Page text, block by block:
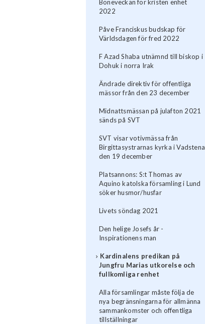
Böneveckan för kristen enhet
2022
Påve Franciskus budskap för
Världsdagen för fred 2022
F Azad Shaba utnämnd till biskop i
Dohuk i norra Irak
Ändrade direktiv för offentliga
mässor från den 23 december
Midnattsmässan på julafton 2021
sänds på SVT
SVT visar votivmässa från
Birgittasystrarnas kyrka i Vadstena
den 19 december
Platsannons: S:t Thomas av
Aquino katolska församling i Lund
söker husmor/husfar
Livets söndag 2021
Den helige Josefs år -
Inspirationens man
Kardinalens predikan på
Jungfru Marias utkorelse och
fullkomliga renhet
Alla församlingar måste följa de
nya begränsningarna för allmänna
sammankomster och offentliga
tillställningar